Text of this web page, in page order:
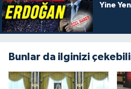
Yine
Bunlar da ilginizi